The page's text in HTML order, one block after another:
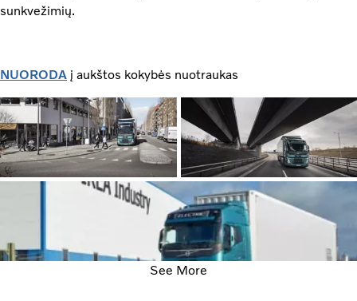
sunkvežimių.
NUORODA į aukštos kokybės nuotraukas
See More